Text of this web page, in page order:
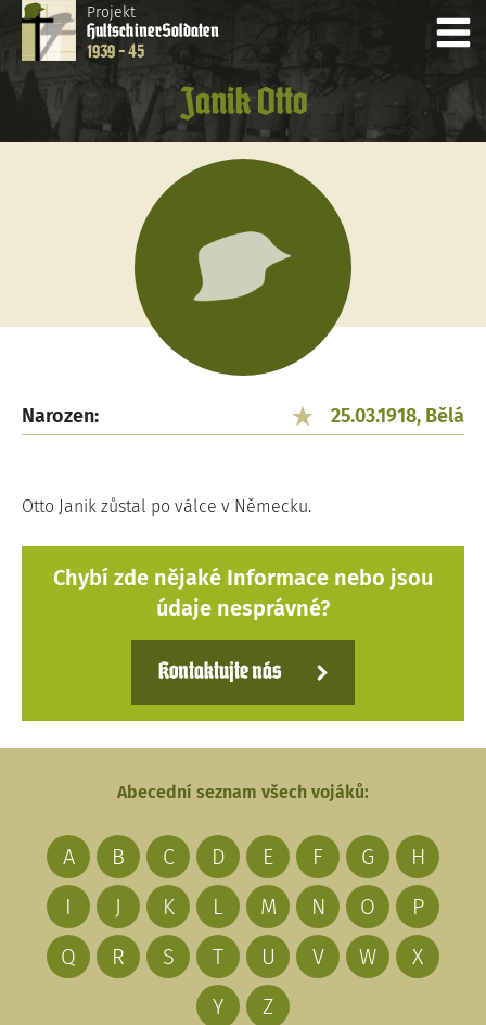
Projekt
HultschinerSoldaten
1939 - 45
Janik Otto
Narozen: 25.03.1918, Bělá
Otto Janik zůstal po válce v Německu.
Chybí zde nějaké Informace nebo jsou
údaje nesprávné?
Kontaktujte nás
Abecední seznam všech vojáků:
A B C D E F G
H
I
J K L M N O
P
Q
R S T U V W
X
Y
Z